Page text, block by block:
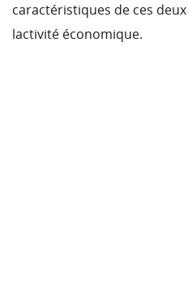
caractéristiques de ces
lactivité économique.